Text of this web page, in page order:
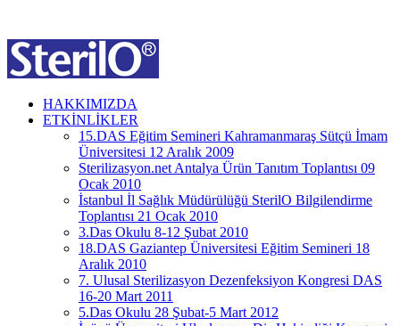
HAKKIMIZDA
ETKİNLİKLER
15.DAS Eğitim Semineri Kahramanmaraş Sütçü İmam
Üniversitesi 12 Aralık 2009
Sterilizasyon.net Antalya Ürün Tanıtım Toplantısı 09
Ocak 2010
İstanbul İl Sağlık Müdürülüğü SterilO Bilgilendirme
Toplantısı 21 Ocak 2010
3.Das Okulu 8-12 Şubat 2010
18.DAS Gaziantep Üniversitesi Eğitim Semineri 18
Aralık 2010
7. Ulusal Sterilizasyon Dezenfeksiyon Kongresi DAS
16-20 Mart 2011
5.Das Okulu 28 Şubat-5 Mart 2012